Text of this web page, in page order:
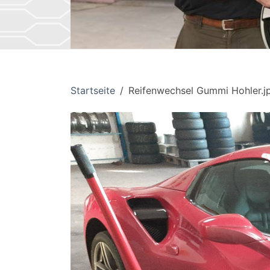
Startseite Reifenwechsel Gummi